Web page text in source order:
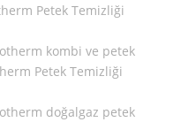
Petek Temizliği
kombi ve petek
Petek Temizliği
doğalgaz petek